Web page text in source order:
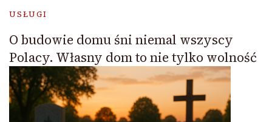
USŁUGI
O budowie domu śni niemal wszyscy
Polacy. Własny dom to nie tylko wolność